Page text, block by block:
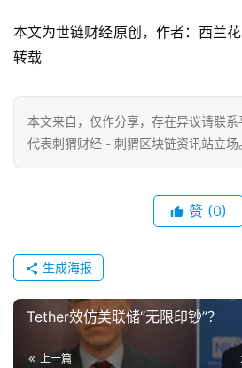
本文为世链财经原创，作者：西兰
转载
本文来自 ，仅作分享，存在异议请联
代表刺猬财经 - 刺猬区块链资讯站立场
赞 (0)
生成海报
Tether效仿美联储“无限印钞”？
上一篇